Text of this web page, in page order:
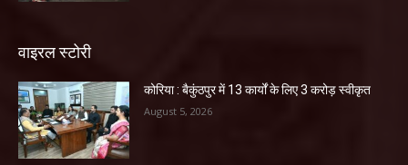
वाइरल स्टोरी
कोरिया : बैकुंठपुर में 13 कार्यों के लिए 3 करोड़ स्वीकृत
August 5, 2026